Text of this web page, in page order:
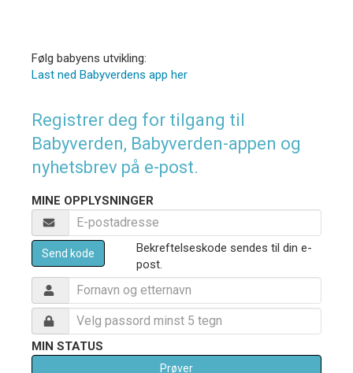
Følg babyens utvikling:
Last ned Babyverdens app her
Registrer deg for tilgang til
Babyverden, Babyverden-appen og
nyhetsbrev på e-post.
MINE OPPLYSNINGER
Send kode
Bekreftelseskode sendes til din e-
post.
MIN STATUS
Prøver